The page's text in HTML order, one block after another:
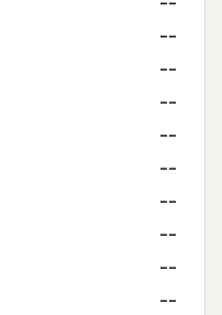
--
--
--
--
--
--
--
--
--